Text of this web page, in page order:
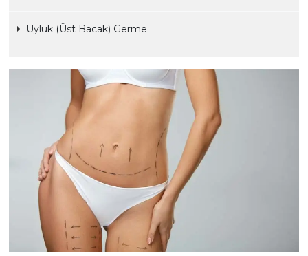
VÜCUT
ESTETİĞİ
YÜZ
Uyluk (Üst Bacak) Germe